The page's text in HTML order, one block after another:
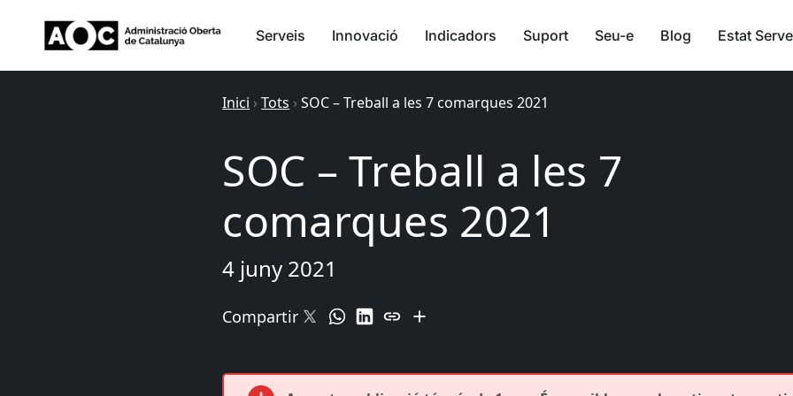
Serveis Innovació Indicadors Suport Seu-e Blog Estat
Inici ›Tots ›SOC – Treball a les 7 comarques 2021
SOC – Treball a les 7
comarques 2021
4 juny 2021
Compartir